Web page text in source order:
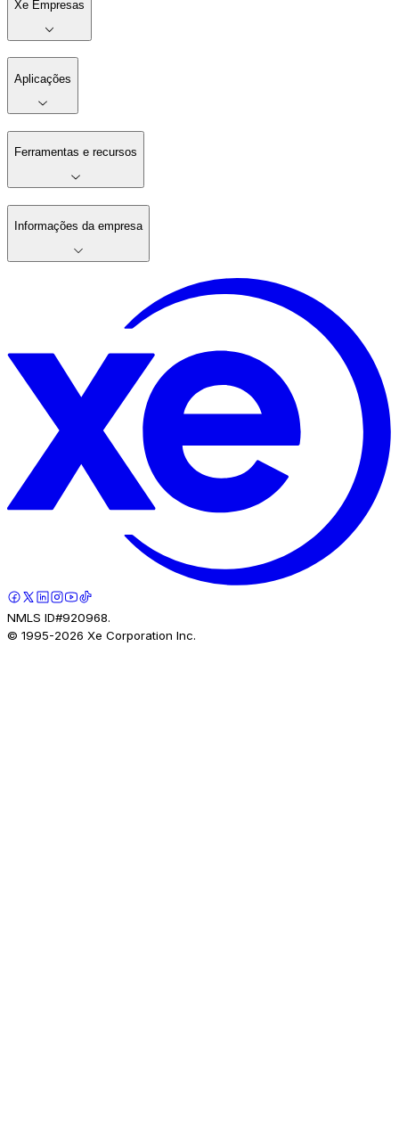
Xe Empresas
Aplicações
Ferramentas e recursos
Informações da empresa
NMLS ID#920968.
© 1995-2026 Xe Corporation Inc.